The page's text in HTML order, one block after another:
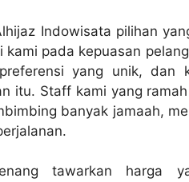
Indowisata pilihan
pada kepuasan
yang unik, dan
itu. Staff kami yang
banyak jamaah,
tawarkan harga